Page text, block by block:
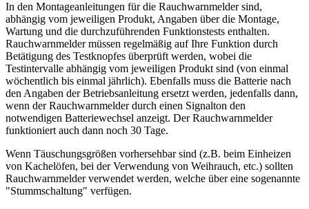
In den Montageanleitungen für die Rauchwarnmelder sind,
abhängig vom jeweiligen Produkt, Angaben über die Montage,
Wartung und die durchzuführenden Funktionstests enthalten.
Rauchwarnmelder müssen regelmäßig auf Ihre Funktion durch
Betätigung des Testknopfes überprüft werden, wobei die
Testintervalle abhängig vom jeweiligen Produkt sind (von einmal
wöchentlich bis einmal jährlich). Ebenfalls muss die Batterie nach
den Angaben der Betriebsanleitung ersetzt werden, jedenfalls dann,
wenn der Rauchwarnmelder durch einen Signalton den
notwendigen Batteriewechsel anzeigt. Der Rauchwarnmelder
funktioniert auch dann noch 30 Tage.
Wenn Täuschungsgrößen vorhersehbar sind (z.B. beim Einheizen
von Kachelöfen, bei der Verwendung von Weihrauch, etc.) sollten
Rauchwarnmelder verwendet werden, welche über eine sogenannte
"Stummschaltung" verfügen.